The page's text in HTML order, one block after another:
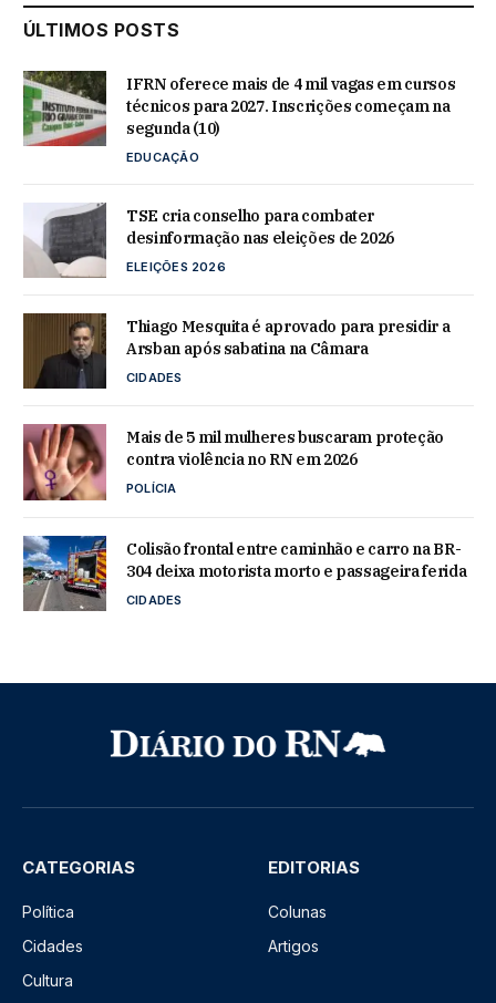
ÚLTIMOS POSTS
IFRN oferece mais de 4 mil vagas em cursos
técnicos para 2027. Inscrições começam na
segunda (10)
EDUCAÇÃO
TSE cria conselho para combater
desinformação nas eleições de 2026
ELEIÇÕES 2026
Thiago Mesquita é aprovado para presidir a
Arsban após sabatina na Câmara
CIDADES
Mais de 5 mil mulheres buscaram proteção
contra violência no RN em 2026
POLÍCIA
Colisão frontal entre caminhão e carro na BR-
304 deixa motorista morto e passageira ferida
CIDADES
CATEGORIAS
Política
Cidades
Cultura
EDITORIAS
Colunas
Artigos